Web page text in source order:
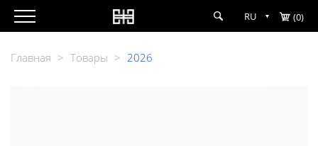
RU (0)
Главная > Товары > 2026